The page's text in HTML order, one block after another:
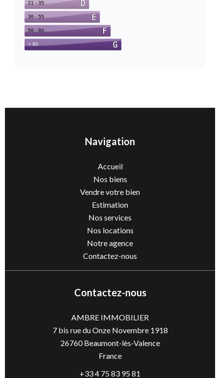
Navigation
Accueil
Nos biens
Vendre votre bien
Estimation
Nos services
Nos locations
Notre agence
Contactez-nous
Contactez-nous
AMBRE IMMOBILIER
7 bis rue du Onze Novembre 1918
26760Beaumont-lès-Valence
France
+33 4 75 83 95 81